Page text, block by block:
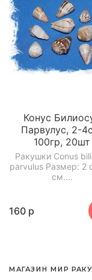
Конус
Парвулус, 2-
100гр, 20шт
Ракушки Conus
parvulus Размер: 2
см....
160 р
МАГАЗИН МИР